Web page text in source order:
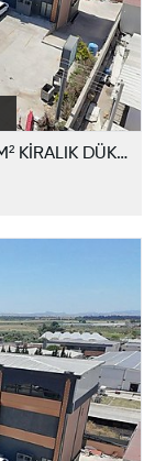
ÇANAKKALE İZMİR YOLU ÜZERİNDE 315 M² KİRALIK DÜKKAN